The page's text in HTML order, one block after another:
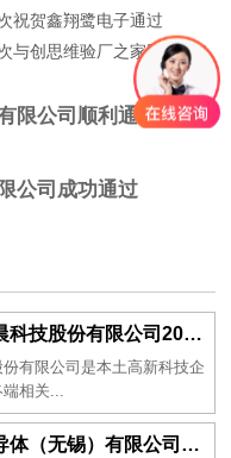
祝贺鑫翔鹭电子通过
与创思维验厂之家网合作！
限公司顺利通过BV-
公司成功通过
祝贺中山蓝晨科技股份有限公司2026年一次性成功通过BSCI验厂-B级
有限公司是本土高新科技企
相关...
祝贺力特半导体（无锡）有限公司2026年一次性成功通过RBA-VAP认证审核并取得170.2分